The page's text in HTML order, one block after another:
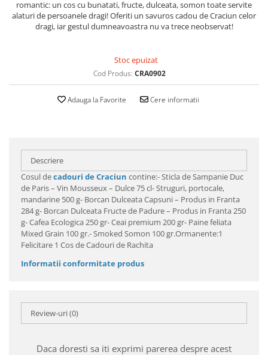
romantic: un cos cu bunatati, fructe, dulceata, somon toate servite
alaturi de persoanele dragi! Oferiti un savuros cadou de Craciun celor
dragi, iar gestul dumneavoastra nu va trece neobservat!
Stoc epuizat
Cod Produs: CRA0902
Adauga la Favorite Cere informatii
Descriere
Cosul decadouri de Craciun contine:- Sticla de Sampanie Duc
de Paris – Vin Mousseux – Dulce 75 cl- Struguri, portocale,
mandarine 500 g- Borcan Dulceata Capsuni – Produs in Franta
284 g- Borcan Dulceata Fructe de Padure – Produs in Franta 250
g- Cafea Ecologica 250 gr- Ceai premium 200 gr- Paine feliata
Mixed Grain 100 gr.- Smoked Somon 100 gr.Ormanente:1
Felicitare 1 Cos de Cadouri de Rachita
Informatii conformitate produs
Review-uri(0)
Daca doresti sa iti exprimi parerea despre acest